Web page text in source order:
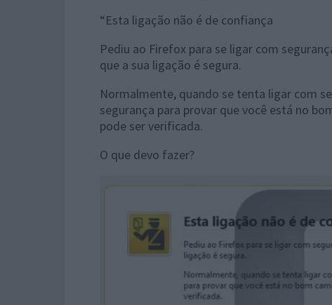
“Esta ligação não é de confiança
Pediu ao Firefox para se ligar com
que a sua ligação é segura.
Normalmente, quando se tenta ligar com
segurança para provar que você está no
pode ser verificada.
O que devo fazer?